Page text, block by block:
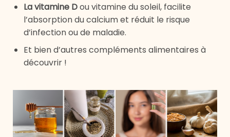
La vitamine Dou vitamine du soleil, facilite
l’absorption du calcium et réduit le risque
d’infection ou de maladie.
Et bien d’autres compléments alimentaires à
découvrir !